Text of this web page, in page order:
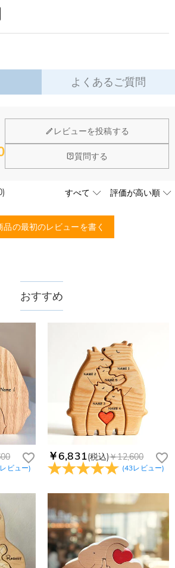
族一人ひとりの名前を刻印可能。
なく、愛や笑い、団らんの思い出を込めた「家そ
の喜びを記念する、心のこもったギフト
：ストーリーを持つインテリアとして最適
きた優しい抱擁。
、毎日大切に残せます。
足いただけない場合は、商品が到着後60日
よくあるご質問
レビューを投稿する
質問する
)
品の最初のレビューを書く
承っておりますか？
。ご希望の数量、デザイン、文字内容、ご
にお問い合わせください。
求や制限等はありますか？
ために、お写真を選ぶ際に可能な限り最高
一部離島や遠方へご発送の場合、中継料が
+配送時間 受注製作品のため、ご入金を確
ります。大量生産品ではなく、一つ一つ手
予定作業時間は商品ページに記載しており
が異なります。詳細は
配送について
の明細書は同梱されますか？
発送することは可能でしょうか。
。海外配送をご希望の場合は、カスタマー
海外配送先情報をお送りください。配送先
送料が異なります。また、海外配送の際は
生する場合がございます。
ますか？
り後、60日以内の未使用品の返品は可能で
め、返品は50%の返品手数料(材料費)が発
キャンセル/返品についてまでご確認くだ
て
容を変更できますか？
をご確認後、注文内容に間違いでもありま
マーサポート【Eメール：
】までご連絡ください。ご連絡頂く時に注
さい。
ールが届きません。
ルが届いていない場合、次の可能性が考え
惑メールフォルダに移動されている。解決
ルダに届いているDrawelryからのメールを
ように、迷惑メールフィルターの設定を変
原因②通信状態などによりメールの到着が遅
数時間たっても届かない場合は、今後お送
る可能性がありますので、別のメールアド
住所を記載したメールを
へ送信してください。原因③メールアド
りますか？
GooglePayからお選びいただけます。
支払い期限はご注文から 6 日間となりま
されますか？
なセキュリティで保護されております。お
は当社のサーバーに一切保存されません。
れますか？
おすすめ
レビュー)
￥6,831(税込)￥12,600
(43レビュー)